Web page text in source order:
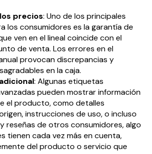
precios: Uno de los principales
los consumidores es la garantía de
ven en el lineal coincide con el
de venta. Los errores en el
provocan discrepancias y
en la caja.
: Algunas etiquetas
pueden mostrar información
el producto, como detalles
instrucciones de uso, o incluso
reseñas de otros consumidores, algo
tienen cada vez más en cuenta,
del producto o servicio que